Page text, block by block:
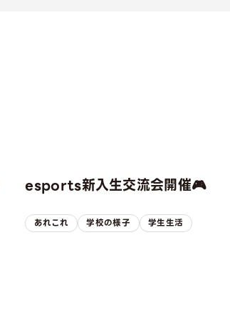
esports新入生交流会開催🎮
あれこれ 学校の様子 学生生活